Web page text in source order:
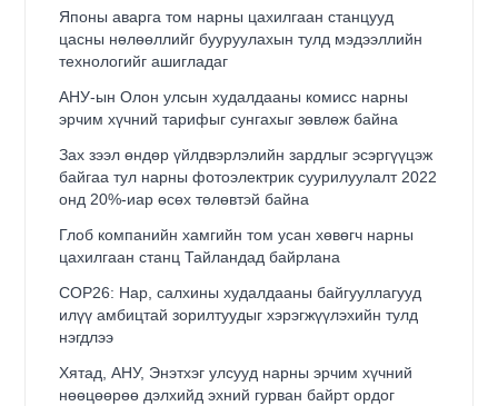
Японы аварга том нарны цахилгаан станцууд
цасны нөлөөллийг бууруулахын тулд мэдээллийн
технологийг ашигладаг
АНУ-ын Олон улсын худалдааны комисс нарны
эрчим хүчний тарифыг сунгахыг зөвлөж байна
Зах зээл өндөр үйлдвэрлэлийн зардлыг эсэргүүцэж
байгаа тул нарны фотоэлектрик суурилуулалт 2022
онд 20%-иар өсөх төлөвтэй байна
Глоб компанийн хамгийн том усан хөвөгч нарны
цахилгаан станц Тайландад байрлана
COP26: Нар, салхины худалдааны байгууллагууд
илүү амбицтай зорилтуудыг хэрэгжүүлэхийн тулд
нэгдлээ
Хятад, АНУ, Энэтхэг улсууд нарны эрчим хүчний
нөөцөөрөө дэлхийд эхний гурван байрт ордог